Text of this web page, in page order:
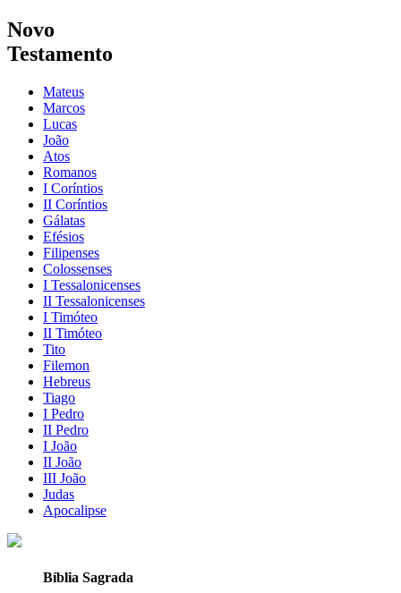
Novo
Testamento
Mateus
Marcos
Lucas
João
Atos
Romanos
I Coríntios
II Coríntios
Gálatas
Efésios
Filipenses
Colossenses
I Tessalonicenses
II Tessalonicenses
I Timóteo
II Timóteo
Tito
Filemon
Hebreus
Tiago
I Pedro
II Pedro
I João
II João
III João
Judas
Apocalipse
Bíblia Sagrada